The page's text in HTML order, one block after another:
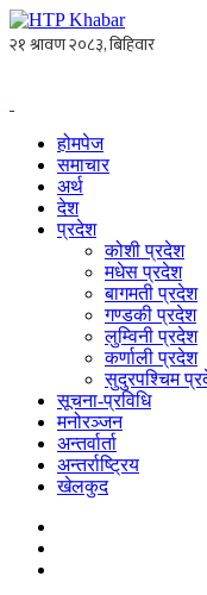
होमपेज
समाचार
अर्थ
देश
प्रदेश
कोशी प्रदेश
मधेस प्रदेश
बागमती प्रदेश
गण्डकी प्रदेश
लुम्विनी प्रदेश
कर्णाली प्रदेश
सुदुरपश्चिम
सूचना-प्रविधि
मनोरञ्जन
अन्तर्वार्ता
अन्तर्राष्ट्रिय
खेलकुद